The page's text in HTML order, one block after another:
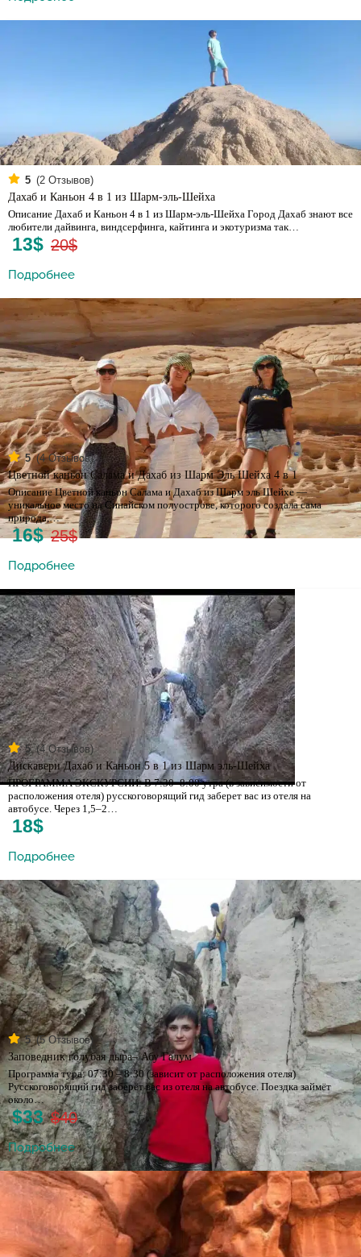
5 (2Отзывов)
Дахаб и Каньон 4 в 1 из Шарм-эль-Шейха
Описание Дахаб и Каньон 4 в 1 из Шарм-эль-Шейха Город Дахаб знают все
любители дайвинга, виндсерфинга, кайтинга и экотуризма так…
13$ 20$
Подробнее
5 (4Отзывов)
Цветной каньон Салама и Дахаб из Шарм Эль Шейха 4 в 1
Описание Цветной каньон Салама и Дахаб из Шарм эль Шейхе —
уникальное место на Синайском полуострове, которого создала сама
природа,…
16$ 25$
Подробнее
5 (4Отзывов)
Дискавери Дахаб и Каньон 5 в 1 из Шарм эль-Шейха
ПРОГРАММА ЭКСКУРСИИ: В 7:30- 8:00 утра (в зависимости от
расположения отеля) русскоговорящий гид заберет вас из отеля на
автобусе. Через 1,5–2…
18$
Подробнее
5 (5Отзывов)
Заповедник голубая дыра– Абу Галум
Программа тура: 07:30 – 8:30 (зависит от расположения отеля)
Русскоговорящий гид заберёт вас из отеля на автобусе. Поездка займёт
около…
$33 $40
Подробнее